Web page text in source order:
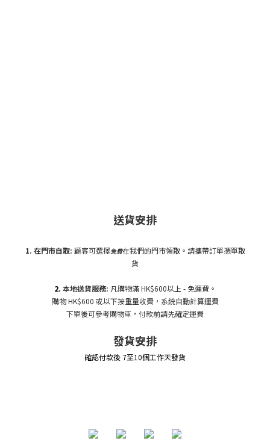
送貨安排
1. 在門市自取: 顧客可選擇免費在我們的門市領取。請攜帶訂單憑單取
貨
2. 本地送貨服務: 凡購物滿 HK$600以上 - 免運費。
購物 HK$600 或以下按重量收費，系統自動計算運費
下單後可參考購物車，付款前請先確定運費
發貨安排
確認付款後 7至10個工作天發貨